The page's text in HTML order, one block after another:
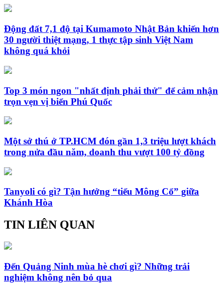
Động đất 7,1 độ tại Kumamoto Nhật Bản khiến hơn
30 người thiệt mạng, 1 thực tập sinh Việt Nam
không quá khỏi
Top 3 món ngon "nhất định phải thử" để cảm nhận
trọn vẹn vị biển Phú Quốc
Một sở thú ở TP.HCM đón gần 1,3 triệu lượt khách
trong nửa đầu năm, doanh thu vượt 100 tỷ đồng
Tanyoli có gì? Tận hưởng “tiểu Mông Cổ” giữa
Khánh Hòa
TIN LIÊN QUAN
Đến Quảng Ninh mùa hè chơi gì? Những trải
nghiệm không nên bỏ qua